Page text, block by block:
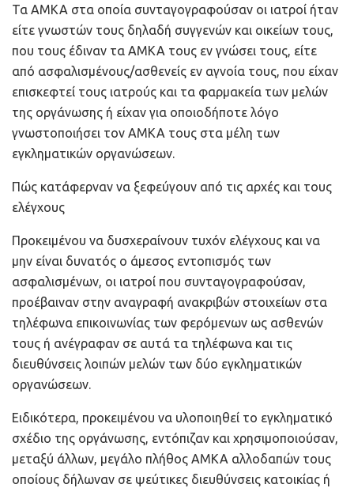
Τα ΑΜΚΑ στα οποία συνταγογραφούσαν οι ιατροί ήταν
είτε γνωστών τους δηλαδή συγγενών και οικείων τους,
που τους έδιναν τα ΑΜΚΑ τους εν γνώσει τους, είτε
από ασφαλισμένους/ασθενείς εν αγνοία τους, που είχαν
επισκεφτεί τους ιατρούς και τα φαρμακεία των μελών
της οργάνωσης ή είχαν για οποιοδήποτε λόγο
γνωστοποιήσει τον ΑΜΚΑ τους στα μέλη των
εγκληματικών οργανώσεων.
Πώς κατάφερναν να ξεφεύγουν από τις αρχές και τους
ελέγχους
Προκειμένου να δυσχεραίνουν τυχόν ελέγχους και να
μην είναι δυνατός ο άμεσος εντοπισμός των
ασφαλισμένων, οι ιατροί που συνταγογραφούσαν,
προέβαιναν στην αναγραφή ανακριβών στοιχείων στα
τηλέφωνα επικοινωνίας των φερόμενων ως ασθενών
τους ή ανέγραφαν σε αυτά τα τηλέφωνα και τις
διευθύνσεις λοιπών μελών των δύο εγκληματικών
οργανώσεων.
Ειδικότερα, προκειμένου να υλοποιηθεί το εγκληματικό
σχέδιο της οργάνωσης, εντόπιζαν και χρησιμοποιούσαν,
μεταξύ άλλων, μεγάλο πλήθος ΑΜΚΑ αλλοδαπών τους
οποίους δήλωναν σε ψεύτικες διευθύνσεις κατοικίας ή